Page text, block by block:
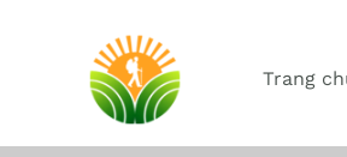
Trang